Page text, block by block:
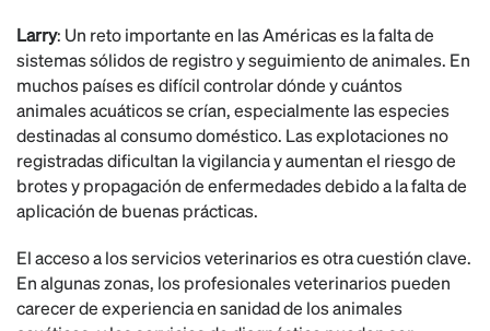
Larry: Un reto importante en las Américas es la falta de
sistemas sólidos de registro y seguimiento de animales. En
muchos países es difícil controlar dónde y cuántos
animales acuáticos se crían, especialmente las especies
destinadas al consumo doméstico. Las explotaciones no
registradas dificultan la vigilancia y aumentan el riesgo de
brotes y propagación de enfermedades debido a la falta de
aplicación de buenas prácticas.
El acceso a los servicios veterinarios es otra cuestión clave.
En algunas zonas, los profesionales veterinarios pueden
carecer de experiencia en sanidad de los animales